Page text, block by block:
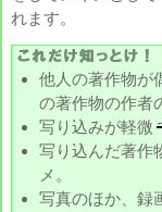
れます。
他人の著作物が
の著作物の作者
写り込みが軽微
写り込んだ著作
メ。
写真のほか、録